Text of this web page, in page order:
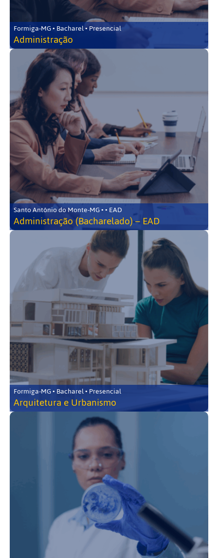
Formiga-MG • Bacharel • Presencial
Administração
Santo Antônio do Monte-MG • • EAD
Administração (Bacharelado) – EAD
Formiga-MG • Bacharel • Presencial
Arquitetura e Urbanismo